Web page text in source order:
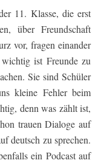
11. Klasse, die erst
über Freundschaft
vor, fragen einander
ist Freunde zu
Sie sind Schüler
kleine Fehler beim
denn was zählt ist,
trauen Dialoge auf
deutsch zu sprechen.
ein Podcast auf